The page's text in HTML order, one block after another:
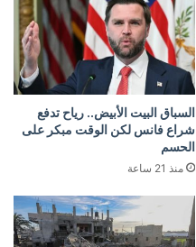
السباق البيت الأبيض.. رياح تدفع
شراع فانس لكن الوقت مبكر على
الحسم
منذ 21 ساعة